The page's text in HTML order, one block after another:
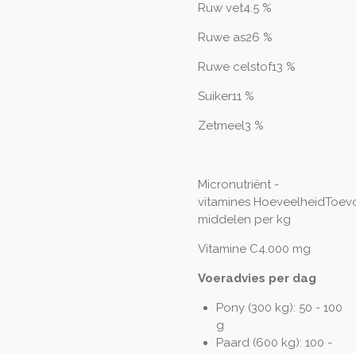
Ruw vet4.5 %
Ruwe as26 %
Ruwe celstof13 %
Suiker11 %
Zetmeel3 %
Micronutriënt -
vitamines
middelen per kg
Vitamine C4.000 mg
Voeradvies per dag
Pony (300 kg): 50 - 100
g
Paard (600 kg): 100 -